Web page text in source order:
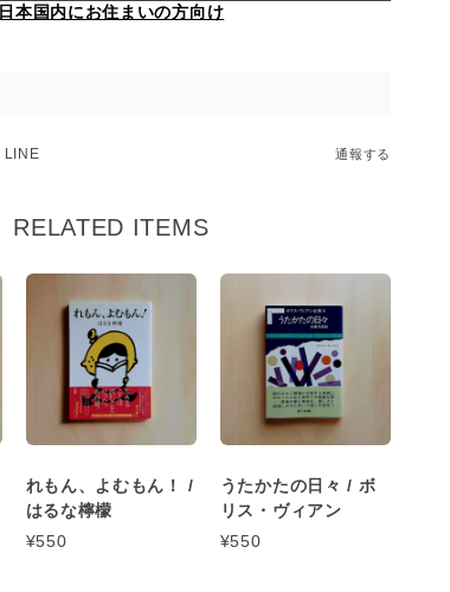
日本国内にお住まいの方向け
LINE 通報する
RELATED ITEMS
れもん、よむもん！ /
はるな檸檬
¥550
うたかたの日々 / ボ
リス・ヴィアン
¥550